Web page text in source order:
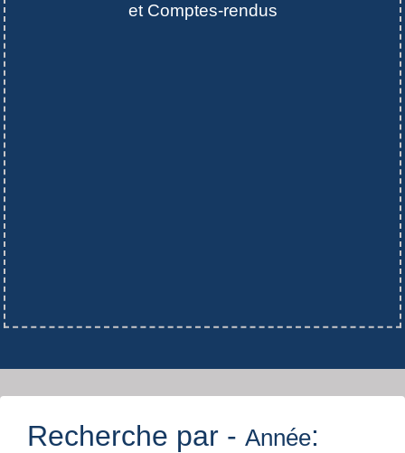
et Comptes-rendus
Recherche par - Année: